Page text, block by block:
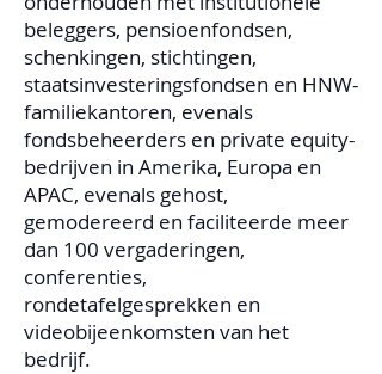
beleggers, pensioenfondsen,
schenkingen, stichtingen,
staatsinvesteringsfondsen en HNW-
familiekantoren, evenals
fondsbeheerders en private equity-
bedrijven in Amerika, Europa en
APAC, evenals gehost,
gemodereerd en faciliteerde meer
dan 100 vergaderingen,
conferenties,
rondetafelgesprekken en
videobijeenkomsten van het
bedrijf.